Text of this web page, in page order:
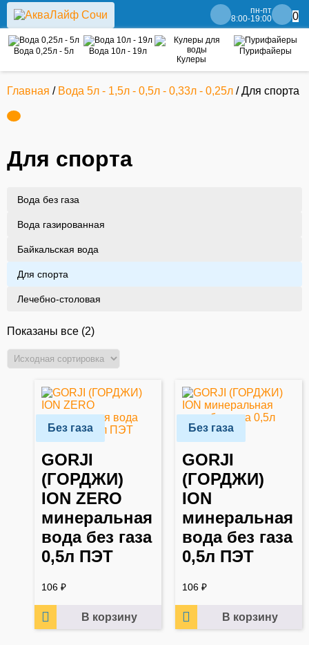
пн-пт
8:00-19:00
0
Вода 0,25л - 5л
Вода 10л - 19л
Кулеры
Пурифайеры
Главная / Вода 5л - 1,5л - 0,5л - 0,33л - 0,25л / Для спорта
Для спорта
Вода без газа
Вода газированная
Байкальская вода
Для спорта
Лечебно-столовая
Показаны все (2)
Без газа
GORJI
(ГОРДЖИ)
ION ZERO
минеральная
вода без газа
0,5л ПЭТ
106 ₽
В корзину
Без газа
GORJI
(ГОРДЖИ)
ION
минеральная
вода без газа
0,5л ПЭТ
106 ₽
В корзину